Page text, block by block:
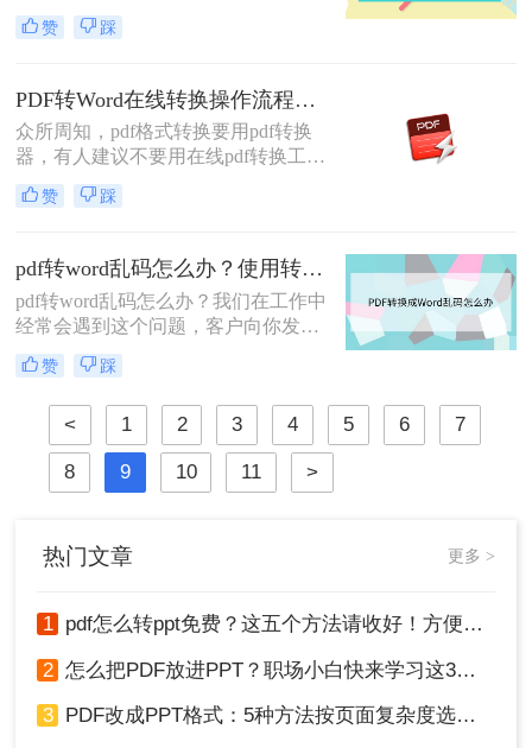
广泛的应用。我们认可它的优点，同
时也要接受它的缺点，比如说pdf不是
法，有人说可以把pdf转换成word。下
面我们先来看看pdf文件怎么转成word
方法。
赞 踩
PDF转Word在线转换操作流程：从上传到下载1分钟搞定！
众所周知，pdf格式转换要用pdf转换
器，有人建议不要用在线pdf转换工
具，认为存在一定风险，有可能泄露
文件内容。其实，只有你选择一款足
这些问题都是可以避免的。下面小编
就给大家推荐一款，顺便看看pdf转
word在线转换怎么操作?
赞 踩
pdf转word乱码怎么办？使用转转大师试一试！
pdf转word乱码怎么办？我们在工作中
经常会遇到这个问题，客户向你发来
PDF文件，但是我们要修改、复制文
字或者是要将里面的图片导出来，需
要转格式，但是在转换的过程中，经
常会遇到的一个问题，那就是乱码和
排版混乱，这样处理起来也是十分的
麻烦。为什么会乱码呢？要怎样才不
赞 踩
< 1 2 3 4 5 6 7
8 9 10 11 >
热门文章 更多 >
1 pdf怎么转ppt免费？这五个方法请收好！方便又好用！
2 怎么把PDF放进PPT？职场小白快来学习这3种方法！
3 PDF改成PPT格式：5种方法按页面复杂度选择！